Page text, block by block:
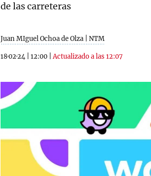
de las carreteras
Juan MIguel Ochoa de Olza | NTM
18·02·24 12:00 |Actualizado a las 12:07